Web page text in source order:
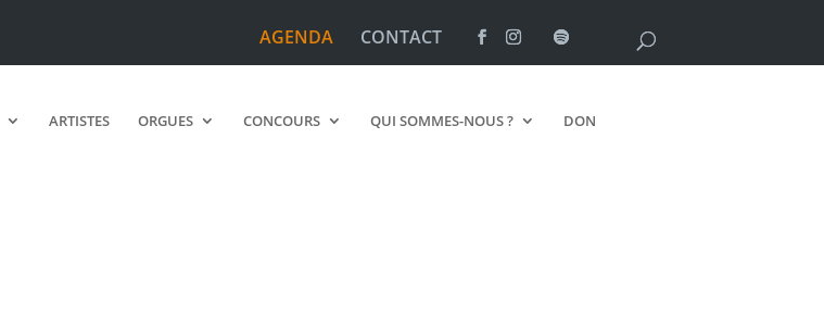
AGENDA CONTACT
ARTISTES ORGUES CONCOURS QUI SOMMES-NOUS ? DON